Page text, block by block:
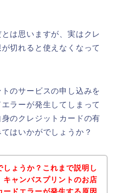
は思いますが、実はクレ
切れると使えなくなって
のサービスの申し込みを
ラーが発生してしまって
のクレジットカードの有
はいかがでしょうか？
しょうか？これまで説明し
キャンバスプリントのお店
ードエラーが発生する原因